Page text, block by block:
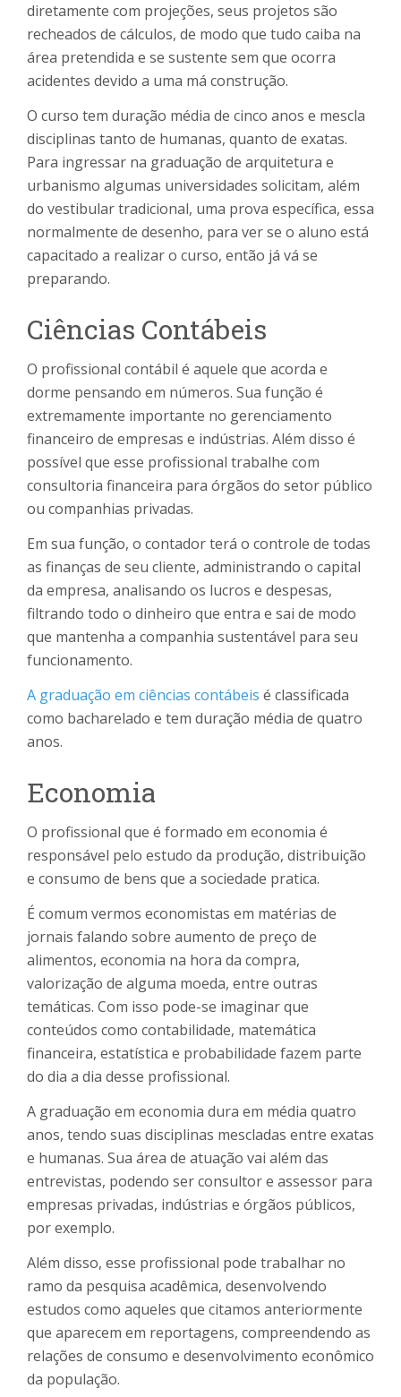
diretamente com projeções, seus projetos são
recheados de cálculos, de modo que tudo caiba na
área pretendida e se sustente sem que ocorra
acidentes devido a uma má construção.
O curso tem duração média de cinco anos e mescla
disciplinas tanto de humanas, quanto de exatas.
Para ingressar na graduação de arquitetura e
urbanismo algumas universidades solicitam, além
do vestibular tradicional, uma prova específica, essa
normalmente de desenho, para ver se o aluno está
capacitado a realizar o curso, então já vá se
preparando.
Ciências Contábeis
O profissional contábil é aquele que acorda e
dorme pensando em números. Sua função é
extremamente importante no gerenciamento
financeiro de empresas e indústrias. Além disso é
possível que esse profissional trabalhe com
consultoria financeira para órgãos do setor público
ou companhias privadas.
Em sua função, o contador terá o controle de todas
as finanças de seu cliente, administrando o capital
da empresa, analisando os lucros e despesas,
filtrando todo o dinheiro que entra e sai de modo
que mantenha a companhia sustentável para seu
funcionamento.
A graduação em ciências contábeis é classificada
como bacharelado e tem duração média de quatro
anos.
Economia
O profissional que é formado em economia é
responsável pelo estudo da produção, distribuição
e consumo de bens que a sociedade pratica.
É comum vermos economistas em matérias de
jornais falando sobre aumento de preço de
alimentos, economia na hora da compra,
valorização de alguma moeda, entre outras
temáticas. Com isso pode-se imaginar que
conteúdos como contabilidade, matemática
financeira, estatística e probabilidade fazem parte
do dia a dia desse profissional.
A graduação em economia dura em média quatro
anos, tendo suas disciplinas mescladas entre exatas
e humanas. Sua área de atuação vai além das
entrevistas, podendo ser consultor e assessor para
empresas privadas, indústrias e órgãos públicos,
por exemplo.
Além disso, esse profissional pode trabalhar no
ramo da pesquisa acadêmica, desenvolvendo
estudos como aqueles que citamos anteriormente
que aparecem em reportagens, compreendendo as
relações de consumo e desenvolvimento econômico
da população.